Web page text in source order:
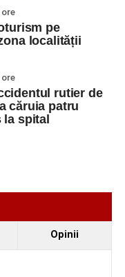
preferată
News
de un
A1, în zona
își întărește
ore
pe
localității
ore
rutier de
căruia patru
la spital
Opinii